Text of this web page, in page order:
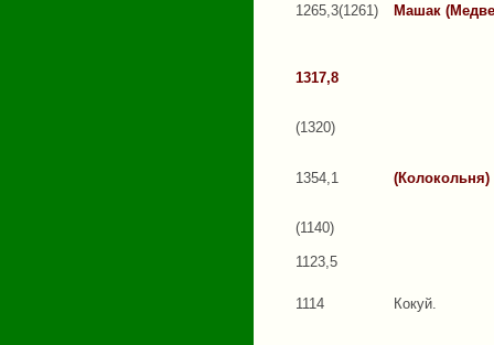
1265,3(1261) Машак
1317,8
(1320)
1354,1 (Колокольня)
(1140)
1123,5
1114 Кокуй.